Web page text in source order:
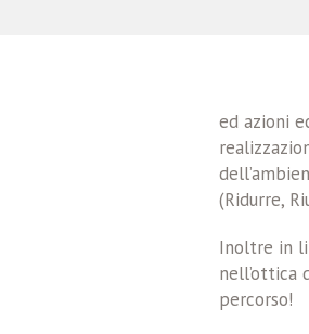
ed azioni
(Ridurre,
Inoltre in
nell’ottica
percorso!